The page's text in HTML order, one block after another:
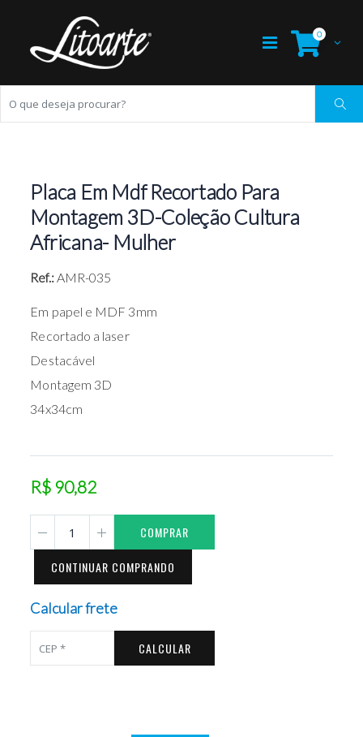
0
Placa Em Mdf Recortado Para
Montagem 3D-Coleção Cultura
Africana- Mulher
Ref.:AMR-035
Em papel e MDF 3mm
Recortado a laser
Destacável
Montagem 3D
34x34cm
R$ 90,82
COMPRAR
CONTINUAR COMPRANDO
Calcular frete
CALCULAR